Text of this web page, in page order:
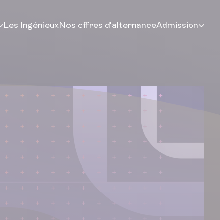
Les IngénieuxNos offres d'alternanceAdmission